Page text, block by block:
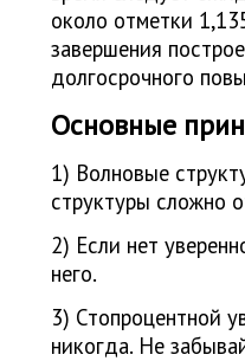
около отметки
завершения
долгосрочного
Основные
1) Волновые
структуры сложно
2) Если нет
него.
3) Стопроцентной
никогда. Не